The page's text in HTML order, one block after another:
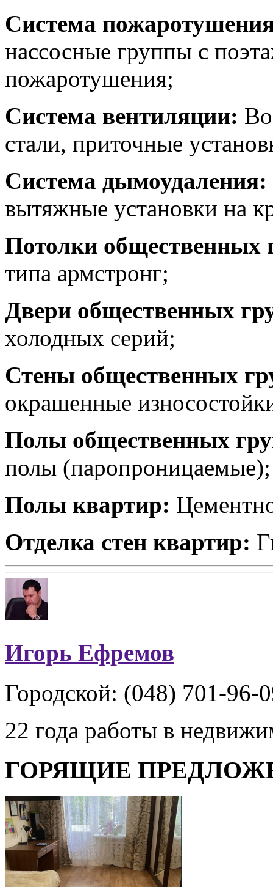
Система
нассосные группы с
пожаротушения;
Система вентиляции:
стали, приточные
Система дымоудаления:
вытяжные установки на
Потолки общественных
типа армстронг;
Двери общественных
холодных серий;
Стены общественных
окрашенные
Полы общественных
полы (паропроницаемые);
Полы квартир:
Отделка стен квартир:
Игорь Ефремов
Городской: (048) 701-96-
22 года работы в
ГОРЯЩИЕ